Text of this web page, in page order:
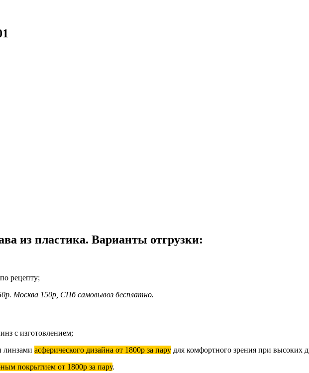
из пластика. Варианты отгрузки:
рецепту;
Москва 150р, СПб самовывоз бесплатно.
с изготовлением;
линзами асферического дизайна от 1800р за пару для комфортного зрения при высоких
покрытием от 1800р за пару.